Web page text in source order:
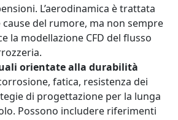
L’aerodinamica è trattata
cause del rumore, ma non sempre
la modellazione CFD del flusso
orientate alla durabilità
fatica, resistenza dei
di progettazione per la lunga
Possono includere riferimenti